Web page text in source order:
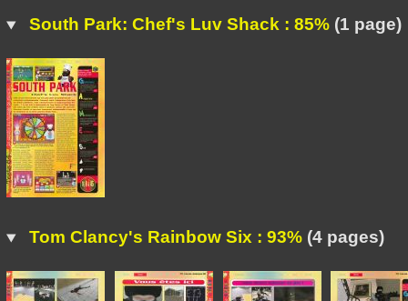
South Park: Chef's Luv Shack : 85%(1 page)
Tom Clancy's Rainbow Six : 93%(4 pages)